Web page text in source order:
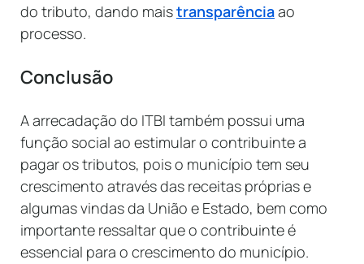
do tributo, dando maistransparênciaao
processo.
Conclusão
A arrecadação do ITBI também possui uma
função social ao estimular o contribuinte a
pagar os tributos, pois o município tem seu
crescimento através das receitas próprias e
algumas vindas da União e Estado, bem como
importante ressaltar que o contribuinte é
essencial para o crescimento do município.